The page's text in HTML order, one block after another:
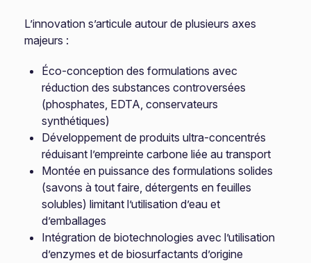
L’innovation s’articule autour de plusieurs axes
majeurs :
Éco-conception des formulations avec
réduction des substances controversées
(phosphates, EDTA, conservateurs
synthétiques)
Développement de produits ultra-concentrés
réduisant l’empreinte carbone liée au transport
Montée en puissance des formulations solides
(savons à tout faire, détergents en feuilles
solubles) limitant l’utilisation d’eau et
d’emballages
Intégration de biotechnologies avec l’utilisation
d’enzymes et de biosurfactants d’origine